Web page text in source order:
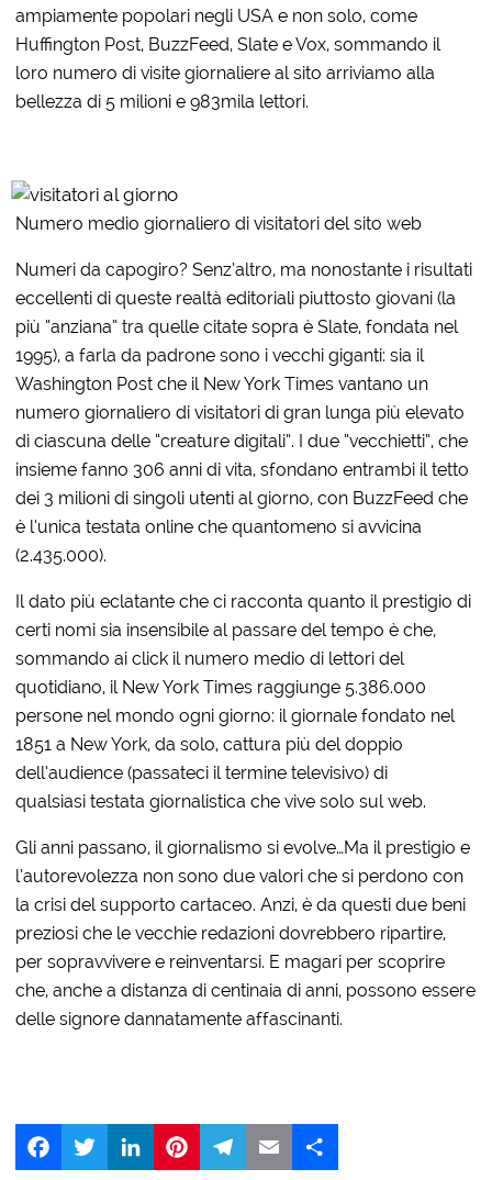
ampiamente popolari negli USA e non solo, come
Huffington Post, BuzzFeed, Slate e Vox, sommando il
loro numero di visite giornaliere al sito arriviamo alla
bellezza di 5 milioni e 983mila lettori.
Numero medio giornaliero di visitatori del sito web
Numeri da capogiro? Senz’altro, ma nonostante i risultati
eccellenti di queste realtà editoriali piuttosto giovani (la
più “anziana” tra quelle citate sopra è Slate, fondata nel
1995), a farla da padrone sono i vecchi giganti: sia il
Washington Post che il New York Times vantano un
numero giornaliero di visitatori di gran lunga più elevato
di ciascuna delle “creature digitali”. I due “vecchietti”, che
insieme fanno 306 anni di vita, sfondano entrambi il tetto
dei 3 milioni di singoli utenti al giorno, con BuzzFeed che
è l’unica testata online che quantomeno si avvicina
(2.435.000).
Il dato più eclatante che ci racconta quanto il prestigio di
certi nomi sia insensibile al passare del tempo è che,
sommando ai click il numero medio di lettori del
quotidiano, il New York Times raggiunge 5.386.000
persone nel mondo ogni giorno: il giornale fondato nel
1851 a New York, da solo, cattura più del doppio
dell’audience (passateci il termine televisivo) di
qualsiasi testata giornalistica che vive solo sul web.
Gli anni passano, il giornalismo si evolve…Ma il prestigio e
l’autorevolezza non sono due valori che si perdono con
la crisi del supporto cartaceo. Anzi, è da questi due beni
preziosi che le vecchie redazioni dovrebbero ripartire,
per sopravvivere e reinventarsi. E magari per scoprire
che, anche a distanza di centinaia di anni, possono essere
delle signore dannatamente affascinanti.
FacebookTwitter LinkedIn